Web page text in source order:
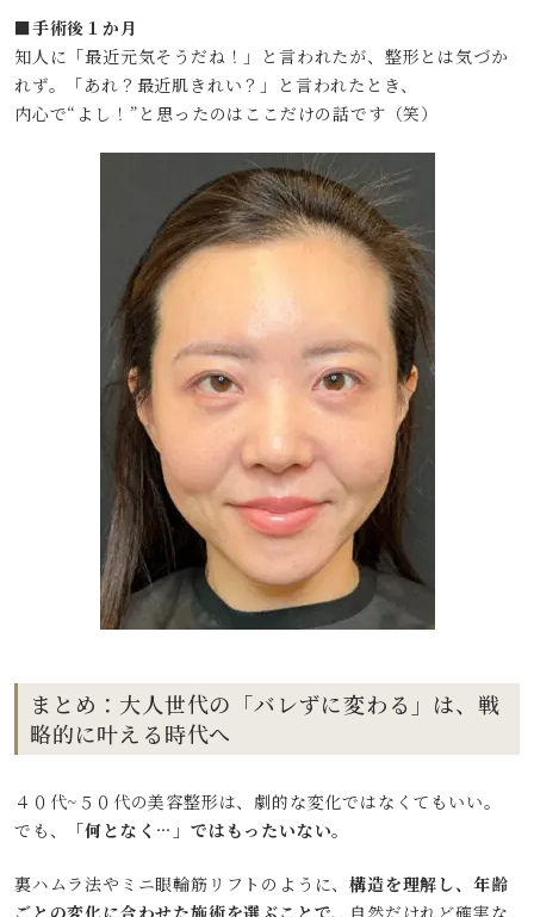
■手術後１か月
知人に「最近元気そうだね！」と言われたが、整形とは気づか
れず。「あれ？最近肌きれい？」と言われたとき、
内心で“よし！”と思ったのはここだけの話です（笑）
まとめ：大人世代の「バレずに変わる」は、戦
略的に叶える時代へ
４０代~５０代の美容整形は、劇的な変化ではなくてもいい。
でも、
「何となく…」ではもったいない。
裏ハムラ法やミニ眼輪筋リフトのように、構造を理解し、年齢
ごとの変化に合わせた施術を選ぶことで、 自然だけれど確実な